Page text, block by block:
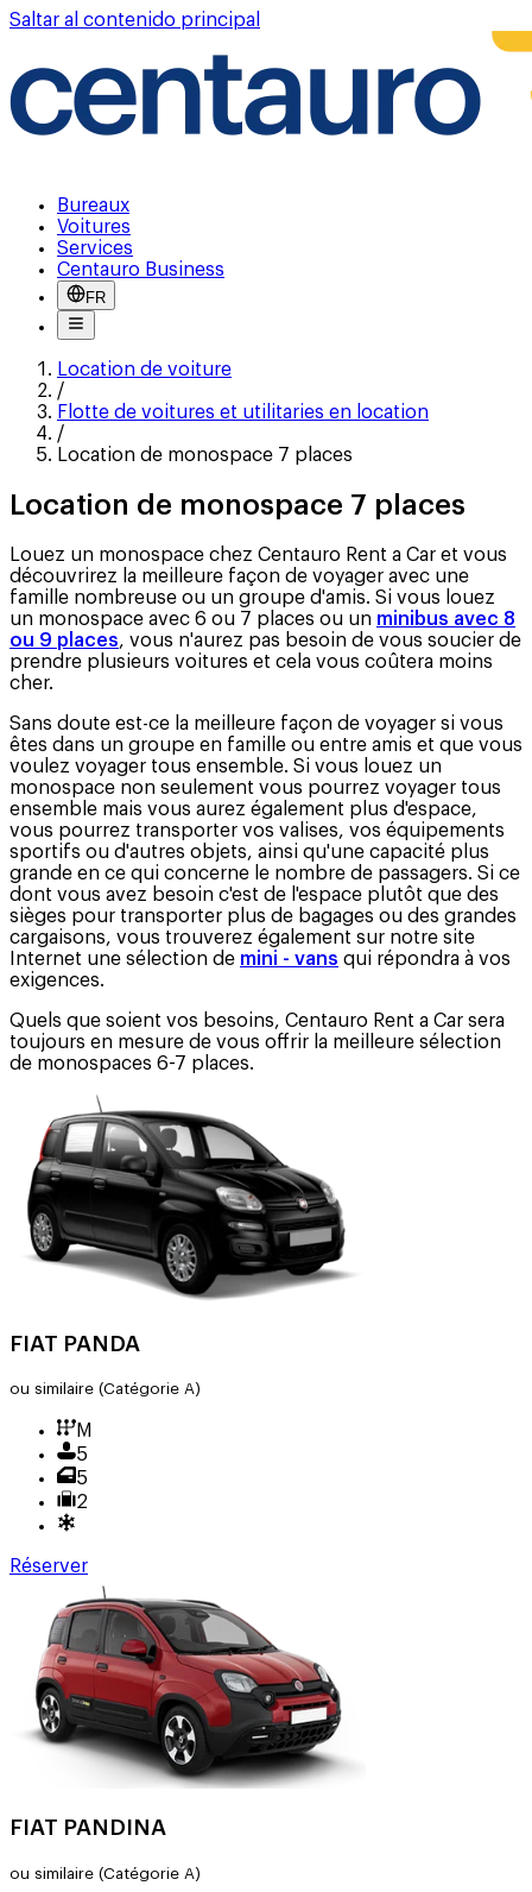
Saltar al contenido principal
Bureaux
Voitures
Services
Centauro Business
FR
Location de voiture
/
Flotte de voitures et utilitaries en location
/
Location de monospace 7 places
Location de monospace 7 places
Louez un monospace chez Centauro Rent a Car et vous
découvrirez la meilleure façon de voyager avec une
famille nombreuse ou un groupe d'amis. Si vous louez
un monospace avec 6 ou 7 places ou un minibus avec 8
ou 9 places, vous n'aurez pas besoin de vous soucier de
prendre plusieurs voitures et cela vous coûtera moins
cher.
Sans doute est-ce la meilleure façon de voyager si vous
êtes dans un groupe en famille ou entre amis et que vous
voulez voyager tous ensemble. Si vous louez un
monospace non seulement vous pourrez voyager tous
ensemble mais vous aurez également plus d'espace,
vous pourrez transporter vos valises, vos équipements
sportifs ou d'autres objets, ainsi qu'une capacité plus
grande en ce qui concerne le nombre de passagers. Si ce
dont vous avez besoin c'est de l'espace plutôt que des
sièges pour transporter plus de bagages ou des grandes
cargaisons, vous trouverez également sur notre site
Internet une sélection de mini - vans qui répondra à vos
exigences.
Quels que soient vos besoins, Centauro Rent a Car sera
toujours en mesure de vous offrir la meilleure sélection
de monospaces 6-7 places.
FIAT PANDA
ou similaire (Catégorie A)
M
5
5
2
Réserver
FIAT PANDINA
ou similaire (Catégorie A)